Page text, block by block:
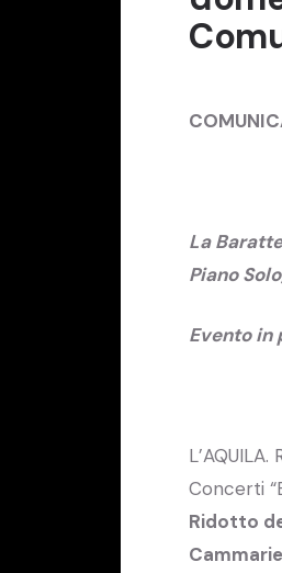
La
Piano
Evento in
Concerti
Ridotto